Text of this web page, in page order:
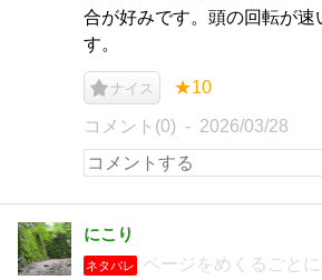
合が好みです。頭の回転が速
す。
ナイス ★10
コメント(0) 2026/03/28
にこり
ネタバレ
ページをめくるごと